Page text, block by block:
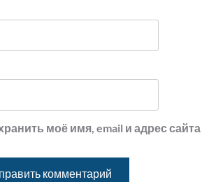
моё имя, email и адрес